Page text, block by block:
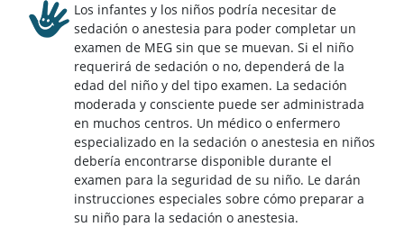
Los infantes y los niños podría necesitar de
sedación o anestesia para poder completar un
examen de MEG sin que se muevan. Si el niño
requerirá de sedación o no, dependerá de la
edad del niño y del tipo examen. La sedación
moderada y consciente puede ser administrada
en muchos centros. Un médico o enfermero
especializado en la sedación o anestesia en niños
debería encontrarse disponible durante el
examen para la seguridad de su niño. Le darán
instrucciones especiales sobre cómo preparar a
su niño para la sedación o anestesia.